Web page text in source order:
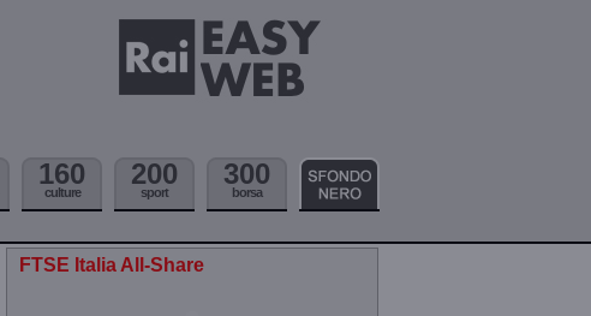
160
culture
200
sport
300
borsa
FTSE Italia All-Share